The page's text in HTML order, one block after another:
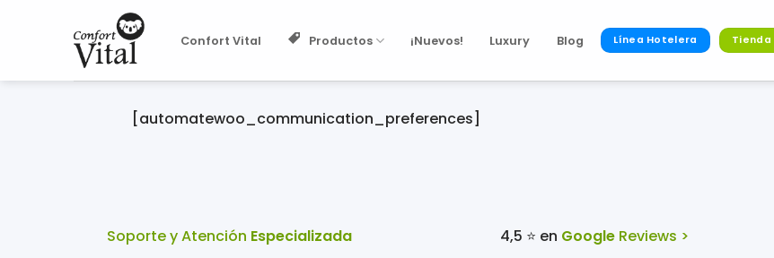
Confort Vital Productos ¡Nuevos! Luxury Blog Línea Hotelera Tienda
[automatewoo_communication_preferences]
Soporte y Atención Especializada 4,5 ⭐ en GoogleReviews >